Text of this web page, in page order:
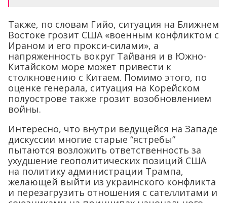
Также, по словам Гийо, ситуация на Ближнем
Востоке грозит США «военным конфликтом с
Ираном и его прокси-силами», а
напряженность вокруг Тайваня и в Южно-
Китайском море может привести к
столкновению с Китаем. Помимо этого, по
оценке генерала, ситуация на Корейском
полуострове также грозит возобновлением
войны.
Интересно, что внутри ведущейся на Западе
дискуссии многие старые “ястребы”
пытаются возложить ответственность за
ухудшение геополитических позиций США
на политику администрации Трампа,
желающей выйти из украинского конфликта
и перезагрузить отношения с сателлитами и